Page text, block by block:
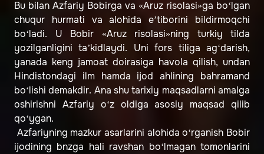
Bu bilan Azfariy Bobirga va «Aruz risolasi»ga bo‘lgan
chuqur hurmati va alohida e’tiborini bildirmoqchi
bo‘ladi. U Bobir «Aruz risolasi»ning turkiy tilda
yozilganligini ta’kidlaydi. Uni fors tiliga ag‘darish,
yanada keng jamoat doirasiga havola qilish, undan
Hindistondagi ilm hamda ijod ahlining bahramand
bo‘lishi demakdir. Ana shu tarixiy maqsadlarni amalga
oshirishni Azfariy o‘z oldiga asosiy maqsad qilib
qo‘ygan.
Azfariyning mazkur asarlarini alohida o‘rganish Bobir
ijodining bnzga hali ravshan bo‘lmagan tomonlarini